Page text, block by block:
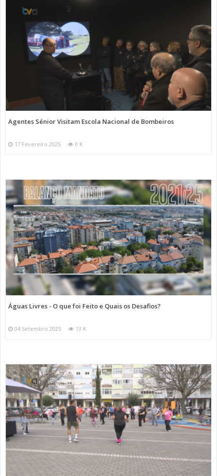
Agentes Sénior Visitam Escola Nacional de Bombeiros
17 Fevereiro 2025 0 K
Águas Livres - O que foi Feito e Quais os Desafios?
04 Setembro 2025 13 K